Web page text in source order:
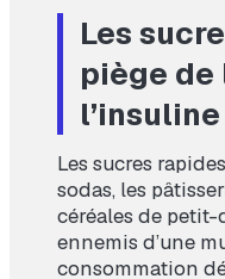
Les
piège de
l’insuline
Les sucres
sodas, les
céréales de petit-
ennemis d’une
consommation